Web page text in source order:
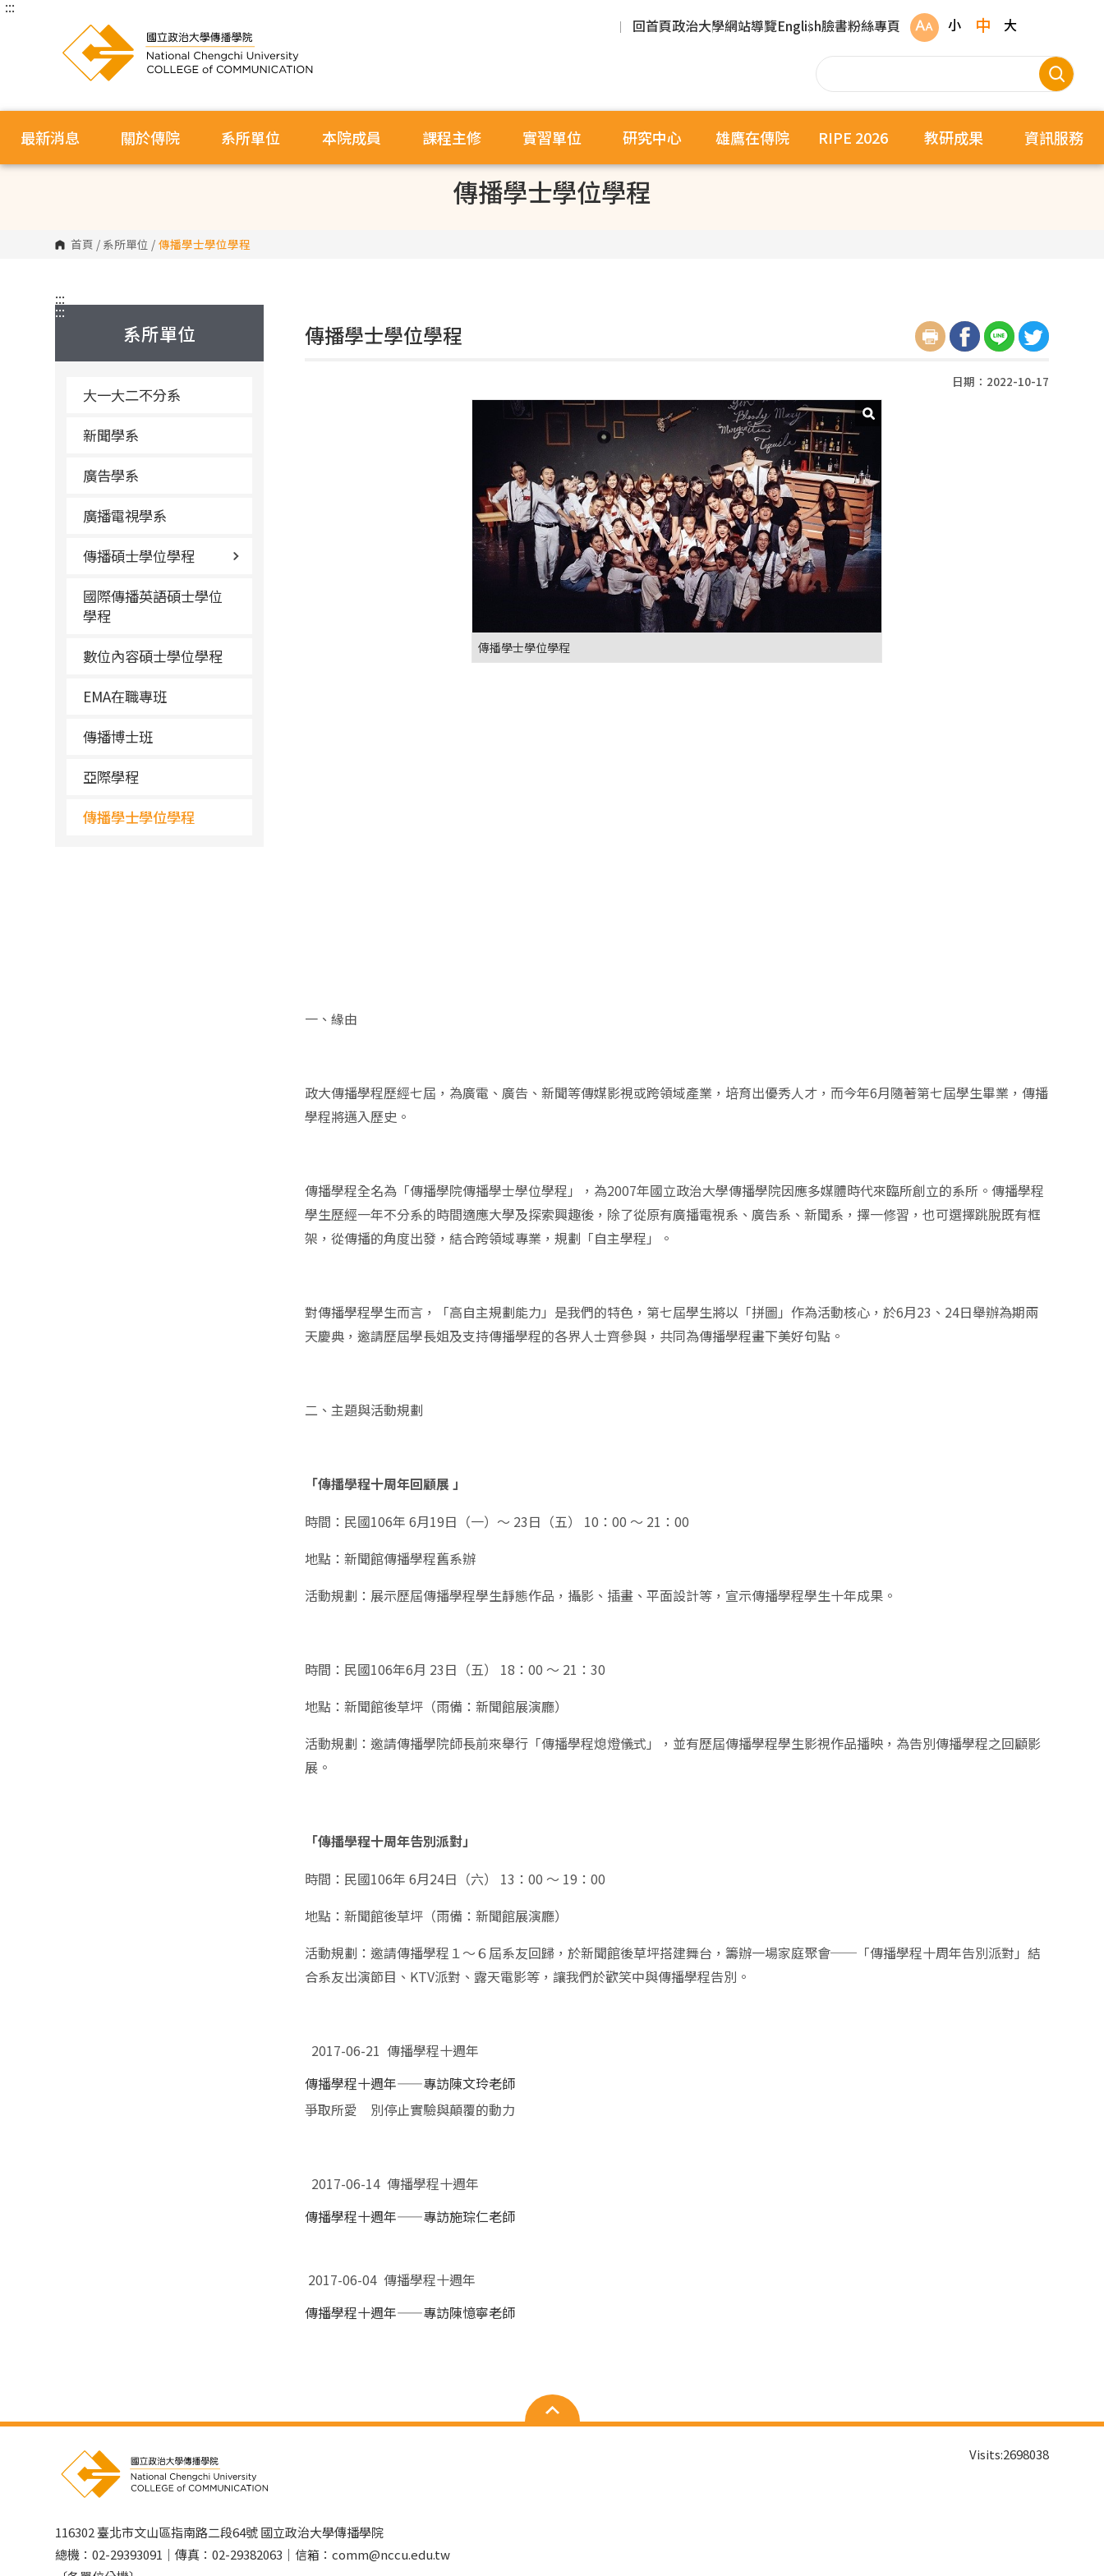
跳
:::
回首頁政治大學網站導覽English臉書粉絲專頁 小 中 大
最新消息 關於傳院 系所單位 本院成員 課程主修 實習單位 研究中心 雄鷹在傳院 RIPE 2026 教研成果 資訊服務
傳播學士學位學程
首頁 / 系所單位 / 傳播學士學位學程
:::
系所單位
大一大二不分系
新聞學系
廣告學系
廣播電視學系
傳播碩士學位學程
國際傳播英語碩士學位
學程
數位內容碩士學位學程
EMA在職專班
傳播博士班
亞際學程
傳播學士學位學程
:::
傳播學士學位學程
日期：2022-10-17
傳播學士學位學程
一、緣由
政大傳播學程歷經七屆，為廣電、廣告、新聞等傳媒影視或跨領域產業，培育出優秀人才，而今年6月隨著第七屆學生畢業，傳播
學程將邁入歷史。
傳播學程全名為「傳播學院傳播學士學位學程」，為2007年國立政治大學傳播學院因應多媒體時代來臨所創立的系所。傳播學程
學生歷經一年不分系的時間適應大學及探索興趣後，除了從原有廣播電視系、廣告系、新聞系，擇一修習，也可選擇跳脫既有框
架，從傳播的角度出發，結合跨領域專業，規劃「自主學程」。
對傳播學程學生而言，「高自主規劃能力」是我們的特色，第七屆學生將以「拼圖」作為活動核心，於6月23、24日舉辦為期兩
天慶典，邀請歷屆學長姐及支持傳播學程的各界人士齊參與，共同為傳播學程畫下美好句點。
二、主題與活動規劃
「傳播學程十周年回顧展 」
時間：民國106年 6月19日（一）～ 23日（五） 10：00 ～ 21：00
地點：新聞館傳播學程舊系辦
活動規劃：展示歷屆傳播學程學生靜態作品，攝影、插畫、平面設計等，宣示傳播學程學生十年成果。
時間：民國106年6月 23日（五） 18：00 ～ 21：30
地點：新聞館後草坪（雨備：新聞館展演廳）
活動規劃：邀請傳播學院師長前來舉行「傳播學程熄燈儀式」，並有歷屆傳播學程學生影視作品播映，為告別傳播學程之回顧影
展。
「傳播學程十周年告別派對」
時間：民國106年 6月24日（六） 13：00 ～ 19：00
地點：新聞館後草坪（雨備：新聞館展演廳）
活動規劃：邀請傳播學程１～６屆系友回歸，於新聞館後草坪搭建舞台，籌辦一場家庭聚會──「傳播學程十周年告別派對」結
合系友出演節目、KTV派對、露天電影等，讓我們於歡笑中與傳播學程告別。
2017-06-21 傳播學程十週年
傳播學程十週年——專訪陳文玲老師
爭取所愛 別停止實驗與顛覆的動力
2017-06-14 傳播學程十週年
傳播學程十週年——專訪施琮仁老師
2017-06-04 傳播學程十週年
傳播學程十週年——專訪陳憶寧老師
116302 臺北市文山區指南路二段64號 國立政治大學傳播學院
總機：02-29393091｜傳真：02-29382063｜信箱：comm@nccu.edu.tw
Visits:2698038